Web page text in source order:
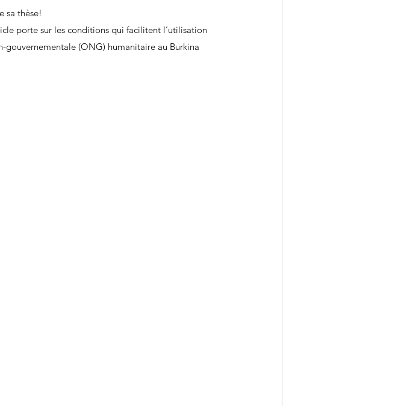
sa thèse!
porte sur les conditions qui facilitent l’utilisation
gouvernementale (ONG) humanitaire au Burkina